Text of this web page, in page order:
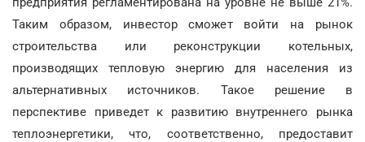
Таким образом, инвестор сможет войти на рынок
строительства или реконструкции котельных,
производящих тепловую энергию для населения из
альтернативных источников. Такое решение в
перспективе приведет к развитию внутреннего рынка
теплоэнергетики, что, соответственно, предоставит